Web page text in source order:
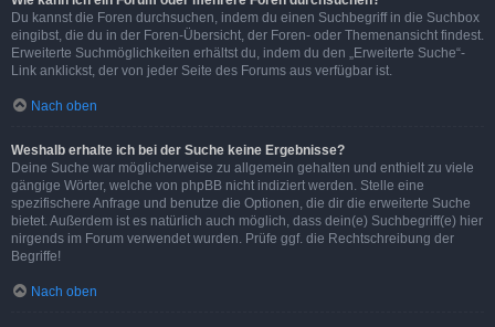
Du kannst die Foren durchsuchen, indem du einen Suchbegriff in die Suchbox
eingibst, die du in der Foren-Übersicht, der Foren- oder Themenansicht findest.
Erweiterte Suchmöglichkeiten erhältst du, indem du den „Erweiterte Suche“-
Link anklickst, der von jeder Seite des Forums aus verfügbar ist.
Nach oben
Weshalb erhalte ich bei der Suche keine Ergebnisse?
Deine Suche war möglicherweise zu allgemein gehalten und enthielt zu viele
gängige Wörter, welche von phpBB nicht indiziert werden. Stelle eine
spezifischere Anfrage und benutze die Optionen, die dir die erweiterte Suche
bietet. Außerdem ist es natürlich auch möglich, dass dein(e) Suchbegriff(e) hier
nirgends im Forum verwendet wurden. Prüfe ggf. die Rechtschreibung der
Begriffe!
Nach oben